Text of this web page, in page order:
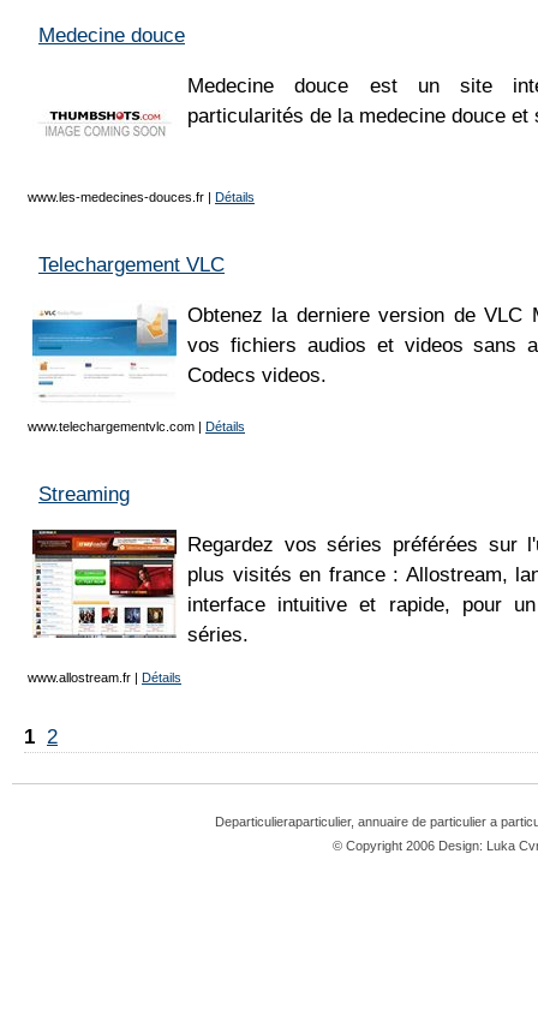
Medecine douce
Medecine douce est un site
particularités de la medecine douce et
www.les-medecines-douces.fr | Détails
Telechargement VLC
Obtenez la derniere version de VLC
vos fichiers audios et videos sans
Codecs videos.
www.telechargementvlc.com | Détails
Streaming
Regardez vos séries préférées sur
plus visités en france : Allostream,
interface intuitive et rapide, pour
séries.
www.allostream.fr | Détails
1 2
Departiculieraparticulier, annuaire de particulier a
© Copyright 2006 Design: Luka